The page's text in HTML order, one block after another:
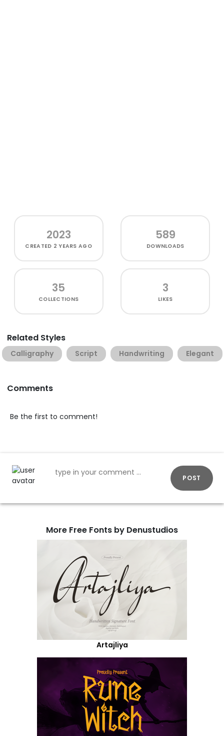
2023
CREATED 2 YEARS AGO
589
DOWNLOADS
35
COLLECTIONS
3
LIKES
Related Styles
Calligraphy Script Handwriting Elegant
Comments
Be the first to comment!
POST
More Free Fonts by Denustudios
Artajliya